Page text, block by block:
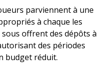
parviennent à une
à chaque les
offrent des dépôts à
des périodes
budget réduit.